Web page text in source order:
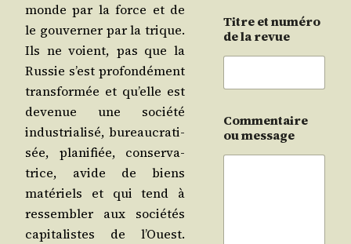
monde par la force et de
le gou­ver­ner par la trique.
Ils ne voient, pas que la
Rus­sie s’est pro­fon­dé­ment
trans­for­mée et qu’elle est
deve­nue une socié­té
indus­tria­li­sé, bureau­cra­ti­
sée, pla­ni­fiée, conser­va­
trice, avide de biens
maté­riels et qui tend à
res­sem­bler aux socié­tés
capi­ta­listes de l’Ouest.
Titre et numéro
de la revue
Commentaire
ou message